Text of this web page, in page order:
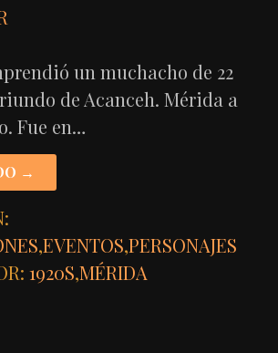
un muchacho de 22
de Acanceh. Mérida a
Fue en…
→
,EVENTOS,PERSONAJES
1920S,MÉRIDA